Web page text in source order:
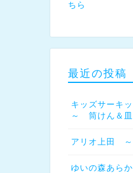
ちら
最近の投稿
キッズサーキ
～ 筒けん＆皿
アリオ上田
ゆいの森あら